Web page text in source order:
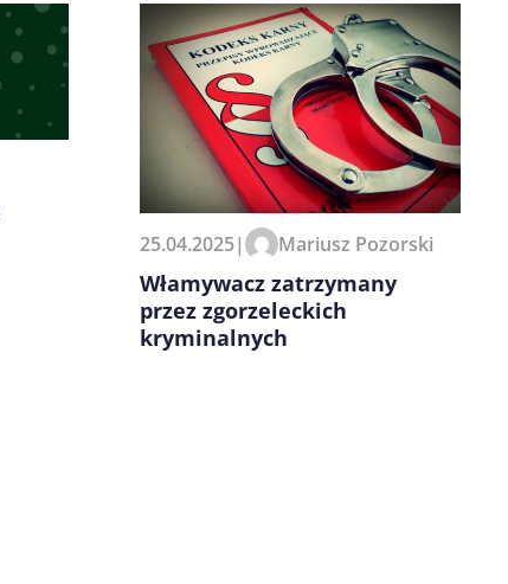
25.04.2025| Mariusz Pozorski
Włamywacz zatrzymany
przez zgorzeleckich
kryminalnych